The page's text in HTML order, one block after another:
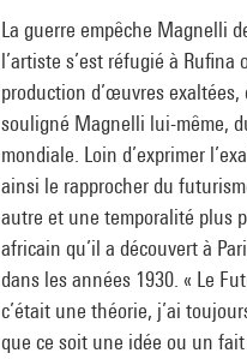
La guerre empêche Magnelli
l’artiste s’est réfugié à
production d’œuvres exaltées,
souligné Magnelli lui-même,
mondiale. Loin d’exprimer
ainsi le rapprocher du
autre et une temporalité plus
africain qu’il a découvert à
dans les années 1930. « Le
c’était une théorie, j’ai
que ce soit une idée ou un